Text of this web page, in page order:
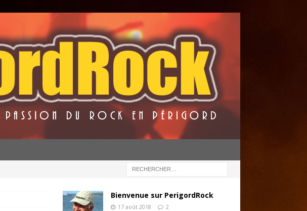
Bienvenue sur PerigordRock
17 août 2018 2